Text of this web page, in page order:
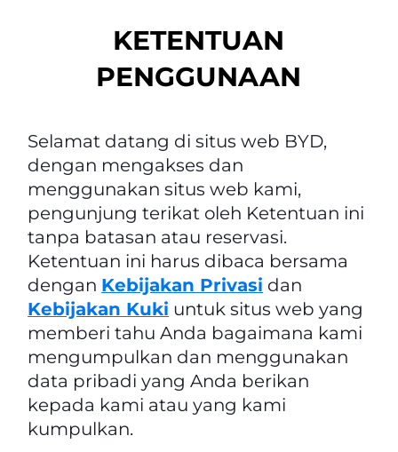
KETENTUAN
PENGGUNAAN
Selamat datang di situs web BYD,
dengan mengakses dan
menggunakan situs web kami,
pengunjung terikat oleh Ketentuan ini
tanpa batasan atau reservasi.
Ketentuan ini harus dibaca bersama
dengan Kebijakan Privasi dan
Kebijakan Kuki untuk situs web yang
memberi tahu Anda bagaimana kami
mengumpulkan dan menggunakan
data pribadi yang Anda berikan
kepada kami atau yang kami
kumpulkan.